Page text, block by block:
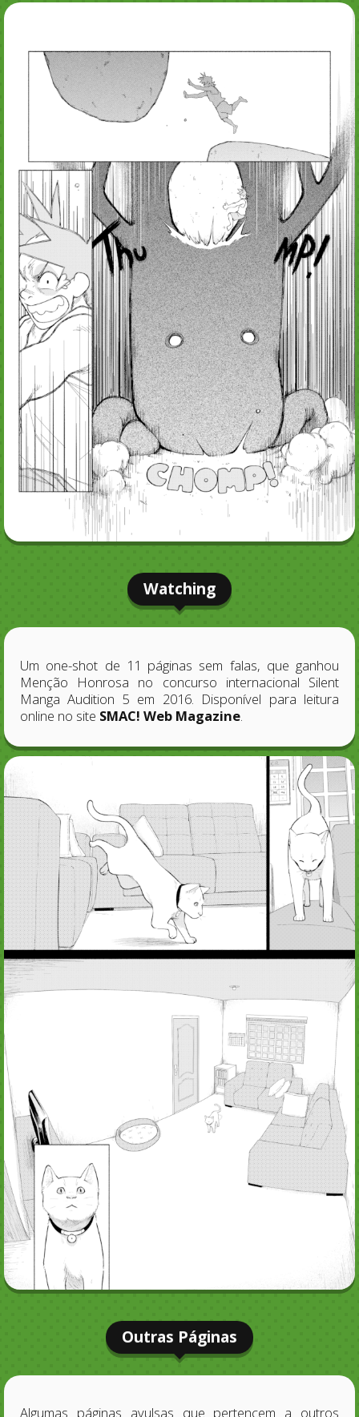
Watching
Um one-shot de 11 páginas sem falas, que ganhou
Menção Honrosa no concurso internacional Silent
Manga Audition 5 em 2016. Disponível para leitura
online no site SMAC! Web Magazine.
Outras Páginas
Algumas páginas avulsas que pertencem a outros